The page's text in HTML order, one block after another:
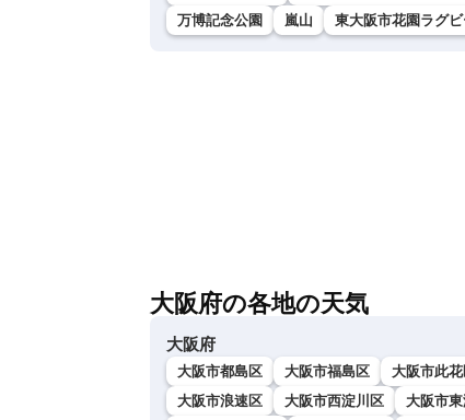
万博記念公園
嵐山 東大阪市花園ラグ
大阪府の各地の天気
大阪府
大阪市都島区 大阪市福島区 大阪市此
大阪市浪速区
大阪市西淀川区 大阪市